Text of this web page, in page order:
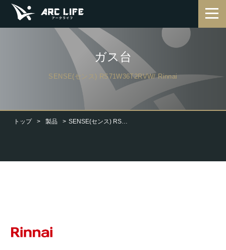
トップ 製品 SENSE(センス) RS71W36T2RVW
ガス台
SENSE(センス) RS71W36T2RVW/ Rinnai